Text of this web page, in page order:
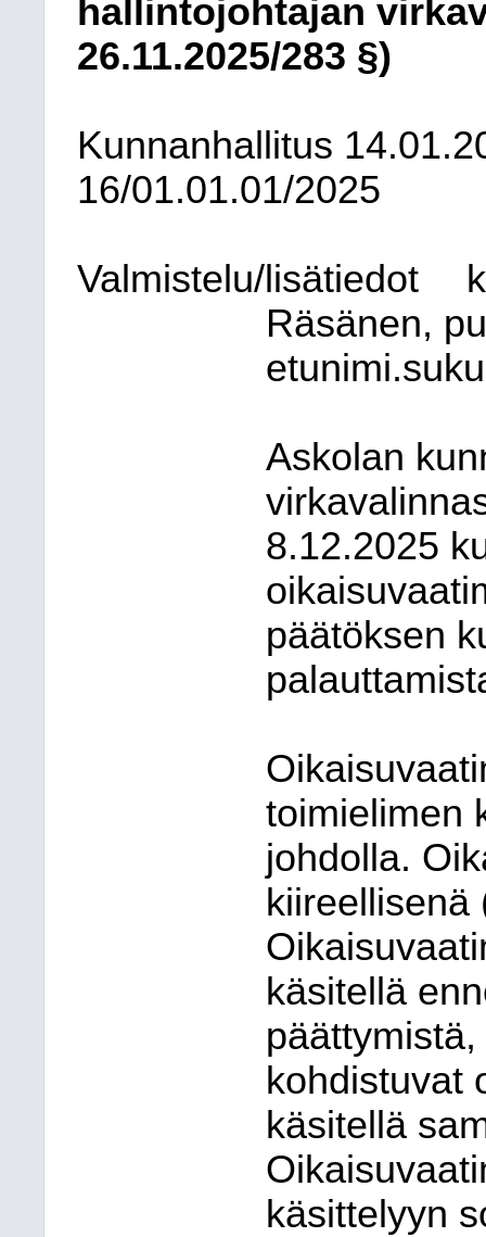
hallintojohtajan
26.11.2025/283 §)
Kunnanhallitus
16/01.01.01/2025
Valmistelu/lisätiedot
Räsänen,
Askolan
8.12.2025
päätöksen
toimielimen
johdolla.
kiireellisenä
käsitellä
kohdistuvat
käsitellä
käsittelyyn